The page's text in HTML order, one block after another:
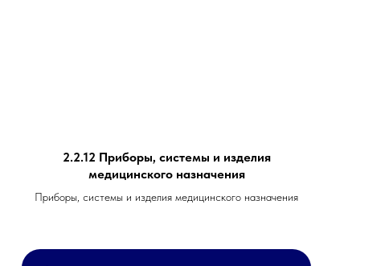
2.2.12 Приборы, системы и изделия
медицинского назначения
Приборы, системы и изделия медицинского назначения